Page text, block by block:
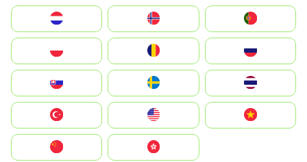
United States
中國香港特別行政區